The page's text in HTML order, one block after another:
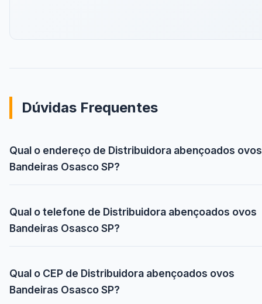
Dúvidas Frequentes
Qual o endereço de Distribuidora abençoados ovos
Bandeiras Osasco SP?
Qual o telefone de Distribuidora abençoados ovos
Bandeiras Osasco SP?
Qual o CEP de Distribuidora abençoados ovos
Bandeiras Osasco SP?